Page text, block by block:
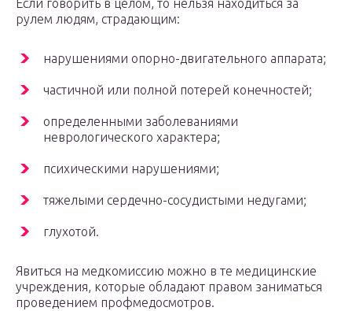
Если говорить в целом, то нельзя находиться за
рулем людям, страдающим:
нарушениями опорно-двигательного аппарата;
частичной или полной потерей конечностей;
определенными заболеваниями
неврологического характера;
психическими нарушениями;
тяжелыми сердечно-сосудистыми недугами;
глухотой.
Явиться на медкомиссию можно в те медицинские
учреждения, которые обладают правом заниматься
проведением профмедосмотров.